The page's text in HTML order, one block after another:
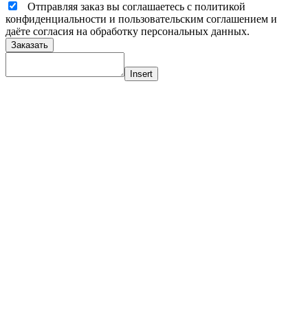
Отправляя заказ вы соглашаетесь с политикой
конфиденциальности и пользовательским соглашением и
даёте согласия на обработку персональных данных.
Заказать
Insert